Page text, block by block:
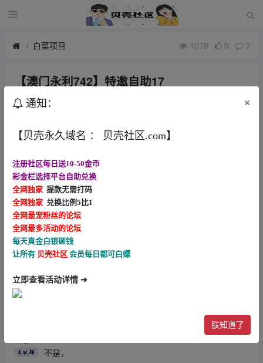
白菜项目 1078 0 7
【澳门永利742】特邀自助17
a67677
该用户被关禁闭，内容被隐藏。
我们生在红旗下 长在春风里 人民有信仰 国家有力量 民族
有希望 （论坛内容仅用于白嫖娱乐 论坛严禁任何形式充
值 严禁拿内容做任何形式推广 发现一律提交公安 ）
0 7楼
不是，
通知： ×
【贝壳永久域名 ： 贝壳社区.com】
注册社区每日送10-50金币
彩金栏选择平台自助兑换
全网独家 提款无需打码
全网独家 兑换比例5比1
全网最宠粉丝的论坛
全网最多活动的论坛
每天真金白银砸钱
让所有 贝壳社区 会员每日都可白嫖
立即查看活动详情 ➔
朕知道了